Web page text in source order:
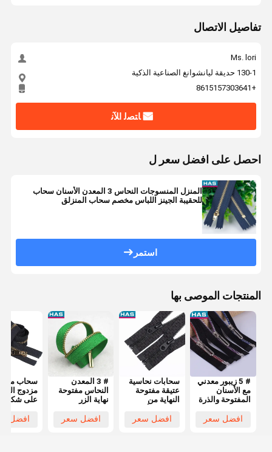
تفاصيل الاتصال
Ms. lori
130-1 حديقة ليانشوانغ الصناعية الذكية
+8615157303641
ﺎﺘﺼﻟ ﺍﻶﻧ
احصل على افضل سعر ل
المنزل المنسوجات النحاس 3 المعدن الأسنان سحاب
للحقيبة الجينز اللباس مخصم سحاب المنزلق
استمر
المنتجات الموصى بها
# 5 زيبور معدني
مع الأسنان
المفتوحة والذرة
والسحب على
افضل سعر
سحابات نحاسية
عتيقة مفتوحة
النهاية من
للملابس أو
افضل سعر
# 3 المعدن
النحاس مفتوحة
نهاية الزر
المخصصة
افضل سعر
سحاب
مزدوج
على شكل
افضل